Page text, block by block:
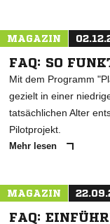
MAGAZIN
FAQ: SO
Mit dem Programm
gezielt in einer
tatsächlichen Alter
Pilotprojekt.
Mehr lesen
MAGAZIN
FAQ: